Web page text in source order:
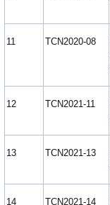
11 TCN2020-08
12 TCN2021-11
13 TCN2021-13
14 TCN2021-14